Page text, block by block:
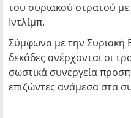
του συριακού στρατού
Ιντλίμπ.
Σύμφωνα με την Συριακή
δεκάδες ανέρχονται οι
σωστικά συνεργεία
επιζώντες ανάμεσα στα